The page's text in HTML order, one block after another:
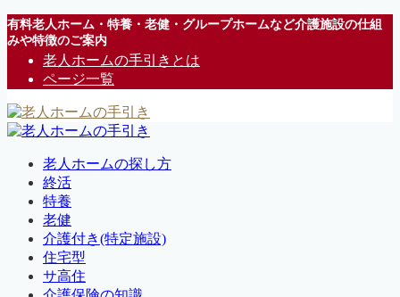
有料老人ホーム・特養・老健・グループホームなど介護施設の仕組
みや特徴のご案内
老人ホームの手引きとは
ページ一覧
老人ホームの探し方
終活
特養
老健
介護付き(特定施設)
住宅型
サ高住